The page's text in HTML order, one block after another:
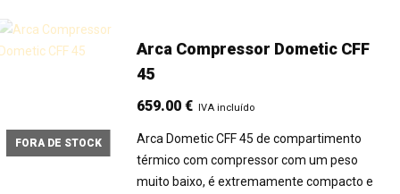
FORA DE STOCK
Arca Compressor Dometic CFF
45
659.00€ IVA incluído
Arca Dometic CFF 45 de compartimento
térmico com compressor com um peso
muito baixo, é extremamente compacto e